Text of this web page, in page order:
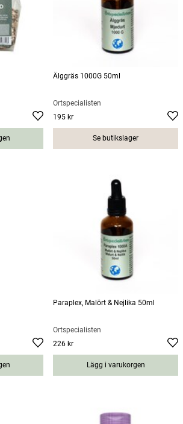
Älggräs 1000G 50ml
Örtspecialisten
Pris:
195 kr
Se butikslager
Paraplex, Malört & Nejlika 50ml
Örtspecialisten
Pris:
226 kr
Lägg i varukorgen